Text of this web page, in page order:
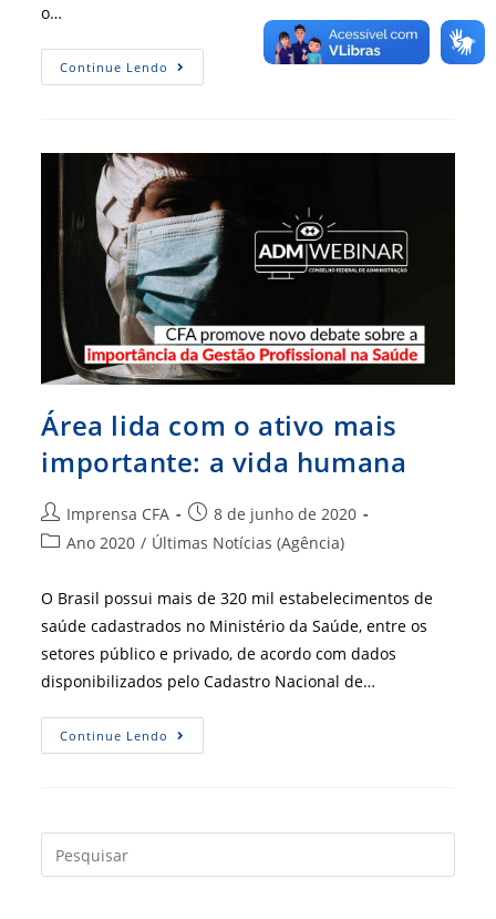
o…
Continue Lendo Tema
É
Que
Trabalha
Pela
Profissionalização
Da
Área
Área lida com o ativo mais
importante: a vida humana
Autor
do
Imprensa CFA
Post
publicado:
8 de junho de 2020
Categoria
post:
Ano 2020 / Últimas Notícias (Agência)
O Brasil possui mais de 320 mil estabelecimentos de
saúde cadastrados no Ministério da Saúde, entre os
setores público e privado, de acordo com dados
disponibilizados pelo Cadastro Nacional de…
Continue Lendo Área
Lida
Importante:
Humana
a